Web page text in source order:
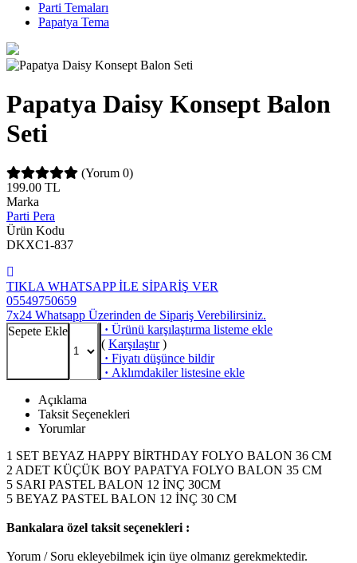
Parti Temaları
Papatya Tema
Papatya Daisy Konsept Balon
Seti
(Yorum 0)
199.00 TL
Marka
Parti Pera
Ürün Kodu
DKXC1-837
TIKLA WHATSAPP İLE SİPARİŞ VER
05549750659
7x24 Whatsapp Üzerinden de Sipariş Verebilirsiniz.
Sepete Ekle
· Ürünü karşılaştırma listeme ekle
( Karşılaştır)
· Fiyatı düşünce bildir
· Aklımdakiler listesine ekle
Açıklama
Taksit Seçenekleri
Yorumlar
1 SET BEYAZ HAPPY BİRTHDAY FOLYO BALON 36 CM
2 ADET KÜÇÜK BOY PAPATYA FOLYO BALON 35 CM
5 SARI PASTEL BALON 12 İNÇ 30CM
5 BEYAZ PASTEL BALON 12 İNÇ 30 CM
Bankalara özel taksit seçenekleri :
Yorum / Soru ekleyebilmek için üye olmanız gerekmektedir.